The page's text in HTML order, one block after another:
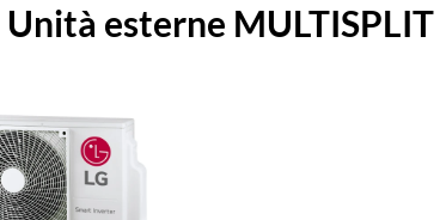
esterne MULTISPLIT